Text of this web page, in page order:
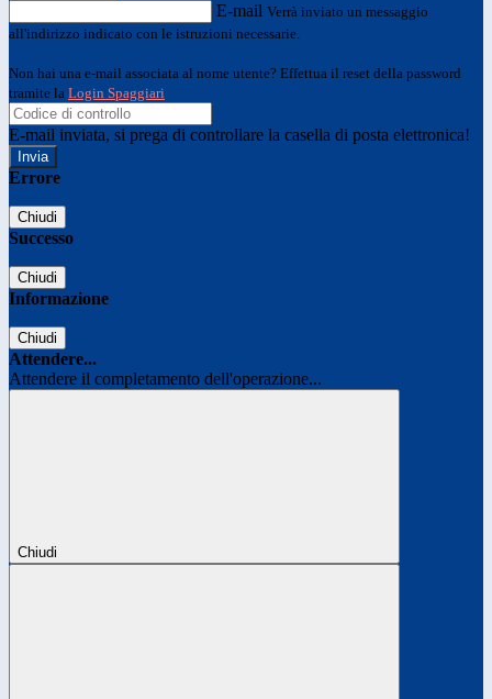
E-mail Verrà inviato un messaggio
all'indirizzo indicato con le istruzioni necessarie.
Non hai una e-mail associata al nome utente? Effettua il reset della password
tramite la Login Spaggiari
E-mail inviata, si prega di controllare la casella di posta elettronica!
Errore
Chiudi
Successo
Chiudi
Informazione
Chiudi
Attendere...
Attendere il completamento dell'operazione...
Chiudi